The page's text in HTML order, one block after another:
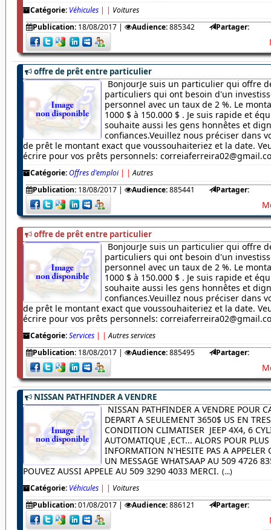
Catégorie: Véhicules | | Voitures
Publication: 18/08/2017| Audience:885342 Partager:
offre de prêt entre particulier
BonjourJe suis un particulier qui offre
particuliers qui ont besoin d'un
personnel avec un taux de 2 %. Le
1000 $ à 150.000 $ . Je suis rapide et
souhaite aussi les gens honnêtes et
confiances.Veuillez nous préciser dans
de prêt le montant exact que voussouhaiteriez et la date.
écrire pour vos prêts personnels:
Catégorie:Offres d'emploi | | Autres
Publication: 18/08/2017| Audience:885441 Partager:
offre de prêt entre particulier
BonjourJe suis un particulier qui offre
particuliers qui ont besoin d'un
personnel avec un taux de 2 %. Le
1000 $ à 150.000 $ . Je suis rapide et
souhaite aussi les gens honnêtes et
confiances.Veuillez nous préciser dans
de prêt le montant exact que voussouhaiteriez et la date.
écrire pour vos prêts personnels:
Catégorie:Services | | Autres services
Publication: 18/08/2017| Audience:885495 Partager:
NISSAN PATHFINDER A VENDRE
NISSAN PATHFINDER A VENDRE POUR
DEPART A SEULEMENT 3650$ US EN
CONDITION CLIMATISER JEEP 4X4, 6
AUTOMATIQUE ,ECT... ALORS POUR PLUS
INFORMATION N'HESITE PAS A APPELER
UN MESSAGE WHATSAAP AU 509 4726
POUVEZ AUSSI APPELE AU 509 3290 4033 MERCI. (...)
Catégorie: Véhicules | | Voitures
Publication:01/08/2017| Audience:886121 Partager: